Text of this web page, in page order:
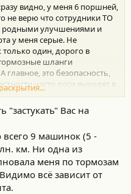
видно, у меня 6 поршней,
не верю что сотрудники ТО
родными улучшениями и
у меня серые. Не
один, дорого в
шланги
главное, это безопасность,
часто лоси выходят в
тормоза не дадут шанса
для людей
много во владении, и
в том числе и
на Хае самые плохие
полной загрузкой
в прошлом.
"застукать" Вас на
всего 9 машинок (5 -
км. Ни одна из
меня по тормозам
всё зависит от